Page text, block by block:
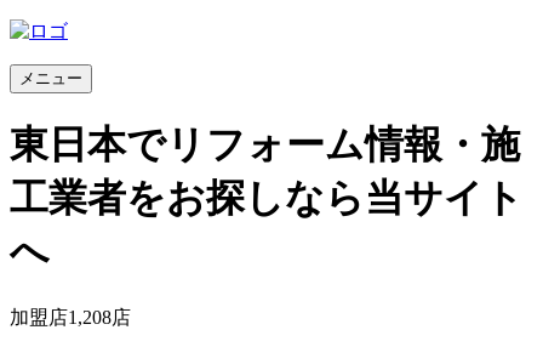
メニュー
東日本でリフォーム情報・施
工業者をお探しなら当サイト
へ
加盟店1,208店